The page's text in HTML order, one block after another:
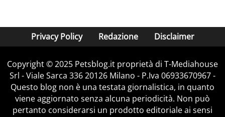
Privacy Policy Redazione Disclaimer
Copyright © 2025 Petsblog.it proprietà di T-Mediahouse
Srl - Viale Sarca 336 20126 Milano - P.Iva 06933670967 -
Questo blog non è una testata giornalistica, in quanto
viene aggiornato senza alcuna periodicità. Non può
pertanto considerarsi un prodotto editoriale ai sensi